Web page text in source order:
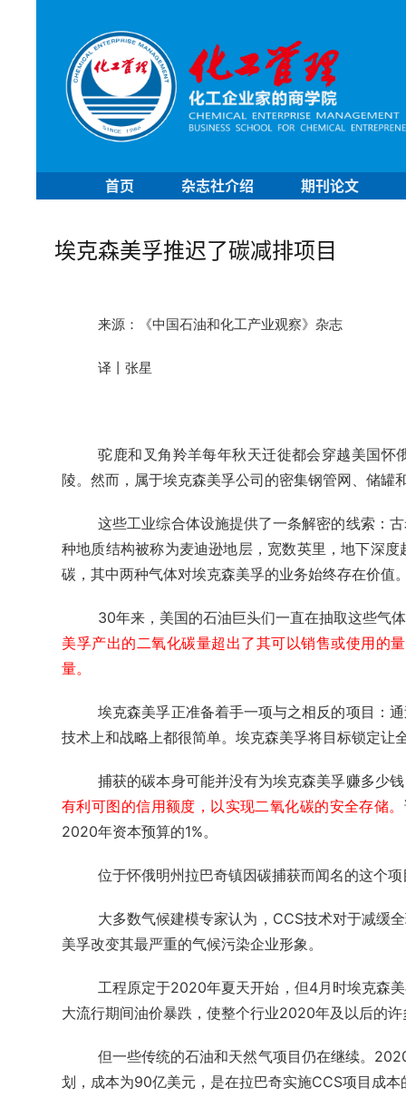
首页 杂志社介绍 期刊论文
埃克森美孚推迟了碳减排项目
来源：《中国石油和化工产业观察》杂志
译丨张星
驼鹿和叉角羚羊每年秋天迁徙都会穿越美国怀
陵。 然而，属于埃克森美孚公司的密集钢管网、储罐
这些工业综合体设施提供了一条解密的线索：
种地质结构被称为麦迪逊地层，宽数英里，地下深
碳，其中两种气体对埃克森美孚的业务始终存在价值
30年来，美国的石油巨头们一直在抽取这些气
美孚产出的二氧化碳量超出了其可以销售或使用的
量。
埃克森美孚正准备着手一项与之相反的项目：
技术上和战略上都很简单。埃克森美孚将目标锁定
捕获的碳本身可能并没有为埃克森美孚赚多少
有利可图的信用额度，以实现二氧化碳的安全存储。
2020年资本预算的1%。
位于怀俄明州拉巴奇镇因碳捕获而闻名的这个
大多数气候建模专家认为，CCS技术对于减缓
美孚改变其最严重的气候污染企业形象。
工程原定于2020年夏天开始，但4月时埃克森
大流行期间油价暴跌，使整个行业2020年及以后的
但一些传统的石油和天然气项目仍在继续。
划，成本为90亿美元，是在拉巴奇实施CCS项目成